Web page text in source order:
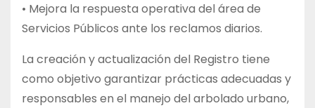
• Mejora la respuesta operativa del área de
Servicios Públicos ante los reclamos diarios.
La creación y actualización del Registro tiene
como objetivo garantizar prácticas adecuadas y
responsables en el manejo del arbolado urbano,